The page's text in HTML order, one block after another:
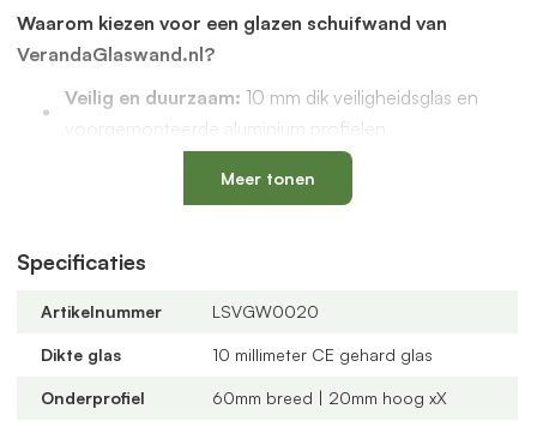
Waarom kiezen voor een glazen schuifwand van
VerandaGlaswand.nl?
Veilig en duurzaam: 10 mm dik veiligheidsglas en
voorgemonteerde aluminium profielen
met een vervangbaar loopspoor,
geïntegreerde waterafvoer en verkrijgbaar in antraciet
Verstelbare kunststof wielen
Altijd passend bij jouw veranda
verschillende maten, glastypes en steellook
U-profielen met tochtborstelsvoor een tochtvrije
Meer tonen
Specificaties
Artikelnummer LSVGW0020
Dikte glas 10 millimeter CE gehard glas
Onderprofiel 60mm breed | 20mm hoog xX